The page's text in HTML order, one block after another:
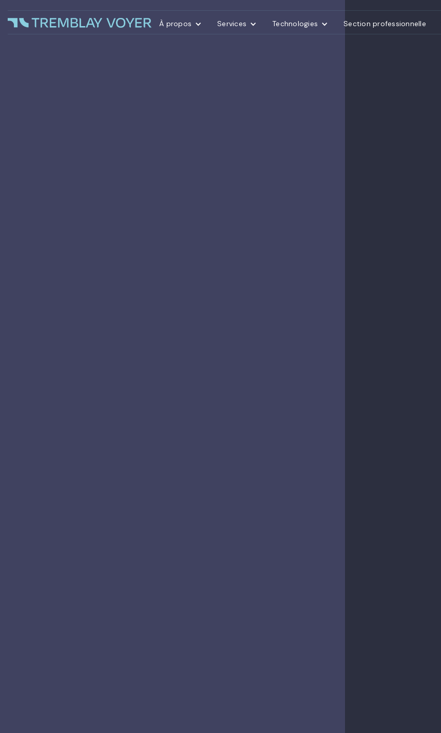
À propos Services Technologies Section professionnelle